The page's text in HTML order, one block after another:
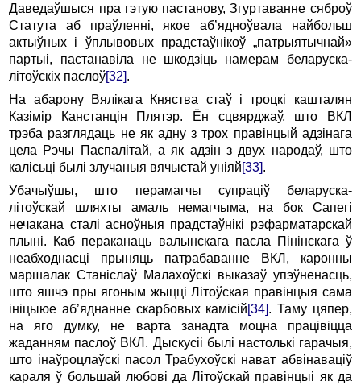
Даведаўшыся пра гэтую пастанову, Згуртаванне сяброў
Статута аб праўленні, якое аб’ядноўвала найбольш
актыўных і ўплывовых прадстаўнікоў „патрыятычнай»
партыі, пастанавіла не шкодзіць намерам беларуска-
літоўскіх паслоў[32].
На абарону Вялікага Княства стаў і троцкі кашталян
Казімір Канстанцін Плятэр. Ён сцвярджаў, што ВКЛ
трэба разглядаць не як адну з трох правінцый адзінага
цела Рэчы Паспалітай, а як адзін з двух народаў, што
калісьці былі злучаныя вячыстай уніяй[33].
Убачыўшы, што перамагчы супраціў беларуска-
літоўскай шляхты амаль немагчыма, на бок Сапегі
нечакана сталі асноўныя прадстаўнікі рэфарматарскай
плыні. Каб пераканаць валынскага пасла Пінінскага ў
неабходнасці прыняць патрабаванне ВКЛ, каронны
маршалак Станіслаў Малахоўскі выказаў упэўненасць,
што яшчэ пры ягоным жыцці Літоўская правінцыя сама
ініцыюе аб’яднанне скарбовых камісій[34]. Таму цяпер,
на яго думку, не варта занадта моцна працівіцца
жаданням паслоў ВКЛ. Дыскусіі былі настолькі гарачыя,
што інаўроцлаўскі пасол Трабухоўскі нават абвінаваціў
караля ў большай любові да Літоўскай правінцыі як да